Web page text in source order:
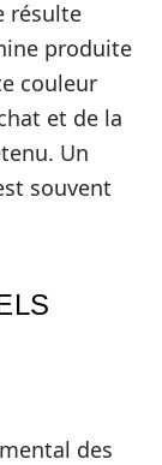
résulte
produite
couleur
et de la
Un
souvent
des